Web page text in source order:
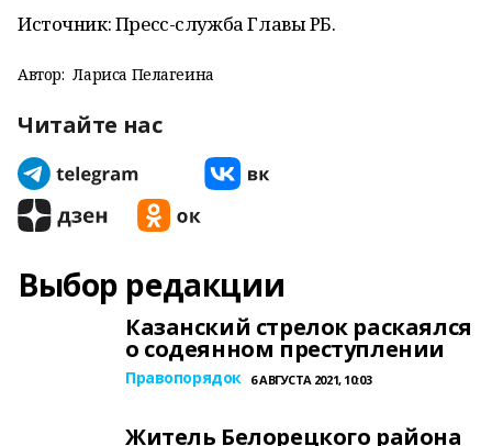
Источник: Пресс-служба Главы РБ.
Автор: Лариса Пелагеина
Читайте нас
Выбор редакции
Казанский стрелок раскаялся
о содеянном преступлении
Правопорядок 6 АВГУСТА 2021, 10:03
Житель Белорецкого района